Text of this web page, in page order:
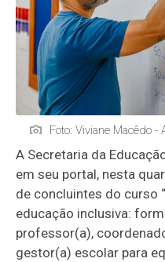
Foto: Viviane Macêdo -
A Secretaria da
em seu portal, nesta
de concluintes do curso
educação inclusiva:
professor(a),
gestor(a) escolar para